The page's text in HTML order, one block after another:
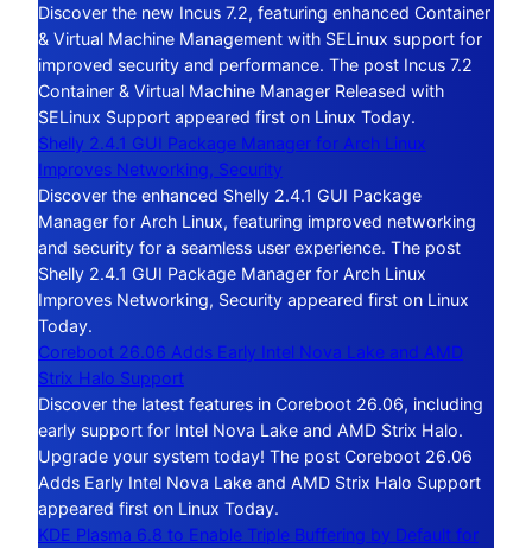
Discover the new Incus 7.2, featuring enhanced Container
& Virtual Machine Management with SELinux support for
improved security and performance. The post Incus 7.2
Container & Virtual Machine Manager Released with
SELinux Support appeared first on Linux Today.
Shelly 2.4.1 GUI Package Manager for Arch Linux
Improves Networking, Security
Discover the enhanced Shelly 2.4.1 GUI Package
Manager for Arch Linux, featuring improved networking
and security for a seamless user experience. The post
Shelly 2.4.1 GUI Package Manager for Arch Linux
Improves Networking, Security appeared first on Linux
Today.
Coreboot 26.06 Adds Early Intel Nova Lake and AMD
Strix Halo Support
Discover the latest features in Coreboot 26.06, including
early support for Intel Nova Lake and AMD Strix Halo.
Upgrade your system today! The post Coreboot 26.06
Adds Early Intel Nova Lake and AMD Strix Halo Support
appeared first on Linux Today.
KDE Plasma 6.8 to Enable Triple Buffering by Default for